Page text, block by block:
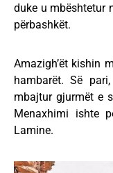
duke u mbështetur
përbashkët.
Amazigh’ët kishin
hambarët. Së
mbajtur gjurmët e
Menaxhimi ishte
Lamine.